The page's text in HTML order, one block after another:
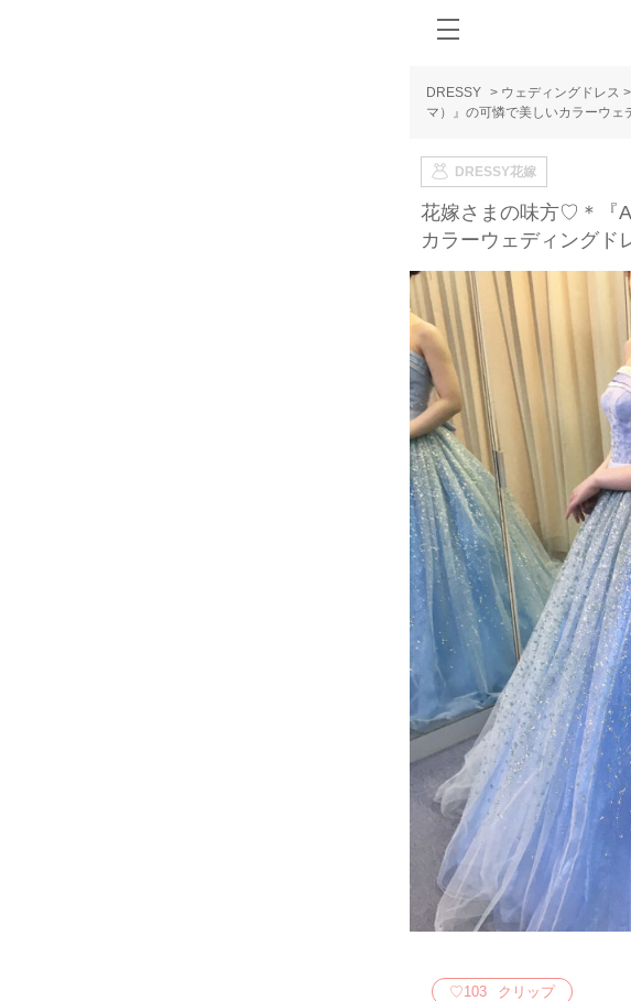
DRESSY > ウェディングドレス >
マ）』の可憐で美しいカラーウ
DRESSY花嫁
花嫁さまの味方♡＊『
カラーウェディング
♡103 クリップ